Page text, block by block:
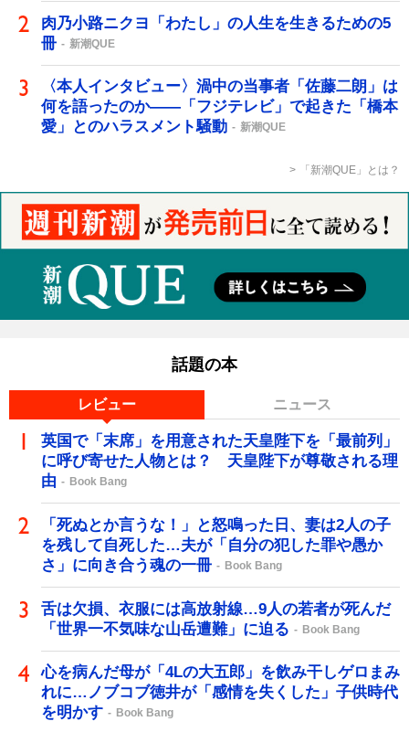
肉乃小路ニクヨ「わたし」の人生を生きるための5
冊
新潮QUE
〈本人インタビュー〉渦中の当事者「佐藤二朗」は
何を語ったのか――「フジテレビ」で起きた「橋本
愛」とのハラスメント騒動
新潮QUE
「新潮QUE」とは？
話題の本
レビュー ニュース
英国で「末席」を用意された天皇陛下を「最前列」
に呼び寄せた人物とは？ 天皇陛下が尊敬される理
由
Book Bang
「死ぬとか言うな！」と怒鳴った日、妻は2人の子
を残して自死した…夫が「自分の犯した罪や愚か
さ」に向き合う魂の一冊
Book Bang
舌は欠損、衣服には高放射線…9人の若者が死んだ
「世界一不気味な山岳遭難」に迫る
Book Bang
心を病んだ母が「4Lの大五郎」を飲み干しゲロまみ
れに…ノブコブ徳井が「感情を失くした」子供時代
を明かす
Book Bang